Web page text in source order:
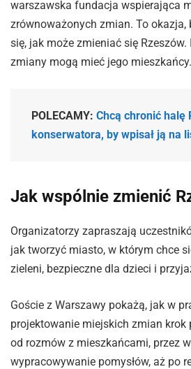
warszawska fundacja wspierająca
zrównoważonych zmian. To okazja,
się, jak może zmieniać się Rzeszów.
zmiany mogą mieć jego mieszkańcy.
POLECAMY: Chcą chronić halę
konserwatora, by wpisał ją na
Jak wspólnie zmienić
Organizatorzy zapraszają
jak tworzyć miasto, w którym chce
zieleni, bezpieczne dla dzieci i
Goście z Warszawy pokażą, jak w
projektowanie miejskich zmian
od rozmów z mieszkańcami, przez
wypracowywanie pomysłów, aż po